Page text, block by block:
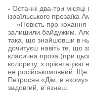
- Останні два-три місяці
ізраїльського
— «Повість про
залишили байдужим.
така, що знайшовши в
дочитуєш навіть те,
класична проза (при
колориту, з орієнтацією
не російськомовний.
Петросян «Дім, в
задовгий, в´язнеш.